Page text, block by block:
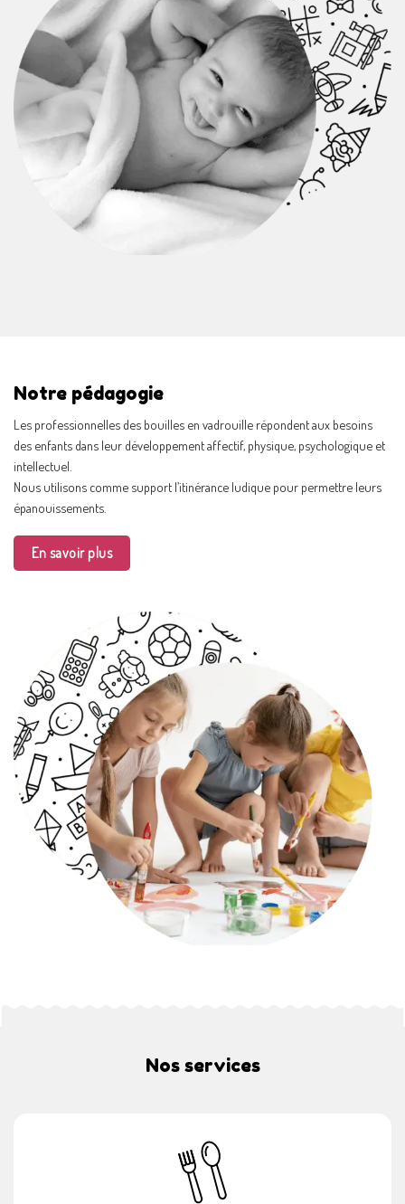
Notre pédagogie
Les professionnelles des bouilles en vadrouille répondent aux besoins
des enfants dans leur développement affectif, physique, psychologique et
intellectuel.
Nous utilisons comme support l’itinérance ludique pour permettre leurs
épanouissements.
En savoir plus
Nos services